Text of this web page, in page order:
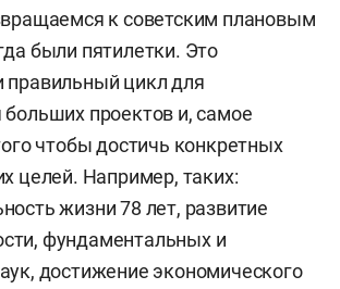
к советским плановым
были пятилетки. Это
правильный цикл для
больших проектов и, самое
чтобы достичь конкретных
целей. Например, таких:
жизни 78 лет, развитие
фундаментальных и
достижение экономического